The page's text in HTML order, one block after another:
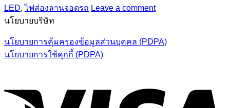
LED,ไฟส่องลานจอดรถ Leave a comment
นโยบายบริษัท
นโยบายการคุ้มครองข้อมูลส่วนบุคคล (PDPA)
นโยบายการใช้คุกกี้ (PDPA)